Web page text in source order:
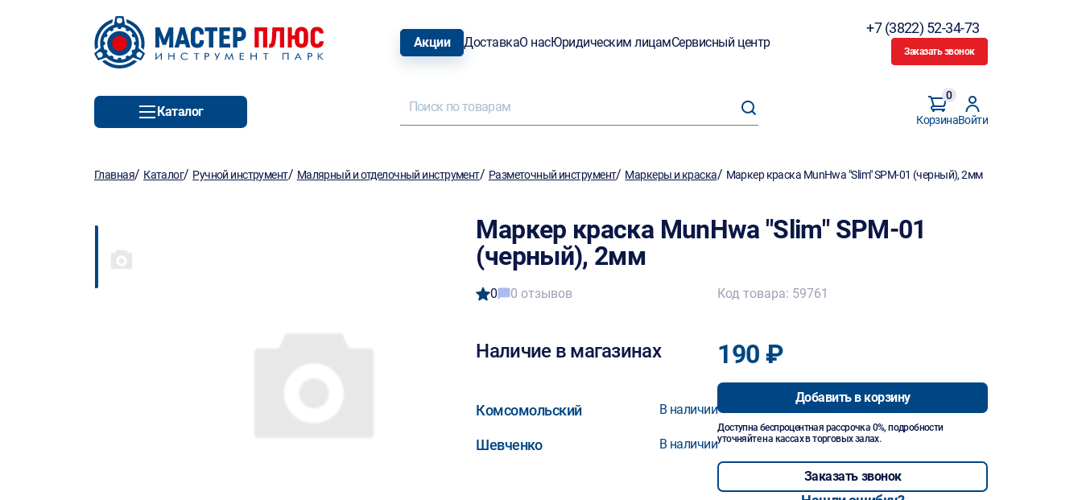
Акции ДоставкаО насЮридическим лицамСервисный центр
+7 (3822) 52-34-73
Заказать звонок
Каталог
Корзина
0
Войти
Главная/ Каталог/ Ручной инструмент/ Малярный и отделочный инструмент/ Разметочный инструмент/ Маркеры и краска/ Маркер краска MunHwa "Slim" SPM-01 (черный), 2мм
Маркер краска MunHwa "Slim" SPM-01
(черный), 2мм
0 0 отзывов
Наличие в магазинах
Комсомольский В наличии
Шевченко В наличии
Код товара: 59761
190 ₽
Добавить в корзину
Доступна беспроцентная рассрочка 0%, подробности
уточняйте на кассах в торговых залах.
Заказать звонок